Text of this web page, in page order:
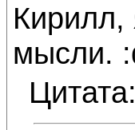
Кирилл,
мысли.
Цитата: